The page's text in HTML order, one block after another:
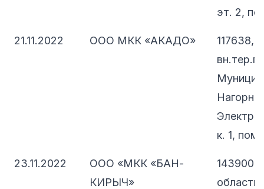
эт. 2,
21.11.2022 ООО МКК «АКАДО»
117638,
вн.тер.г.
к. 1,
23.11.2022
ООО «МКК «БАН-
КИРЫЧ»
143900,